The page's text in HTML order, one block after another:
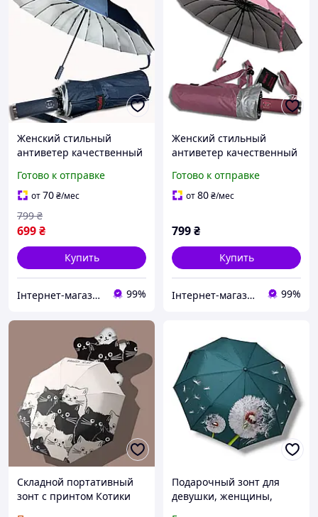
Женский стильный
антиветер качественный
дождя зонты Toprain
антишторм складной на
16 спиц синий
Готово к отправке
от70₴/мес
699₴
799 ₴
Купить
Інтернет-магазин Real-Market 99%
Женский стильный
антиветер качественный
дождя зонты Toprain
антишторм складной на
Готово к отправке
от80₴/мес
799₴
Купить
Інтернет-магазин Real-Market 99%
Складной портативный
зонт с принтом Котики
Подарочный зонт для
девушки, женщины,